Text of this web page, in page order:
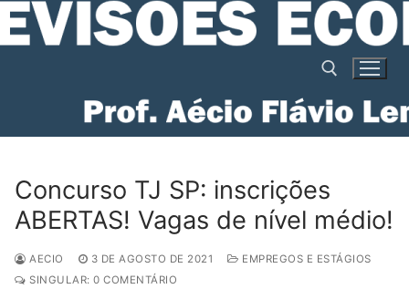
Pular
para
Concurso TJ SP: inscrições
ABERTAS! Vagas de nível médio!
AECIO 3 DE AGOSTO DE 2021
EMPREGOS E ESTÁGIOS
SINGULAR: 0 COMENTÁRIO